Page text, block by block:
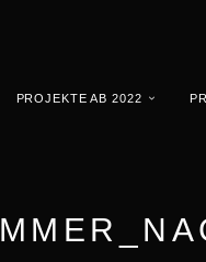
PROJEKTE AB 2022